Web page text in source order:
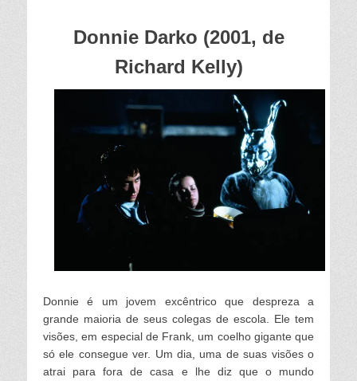
Donnie Darko (2001, de
Richard Kelly)
Donnie é um jovem excêntrico que despreza a
grande maioria de seus colegas de escola. Ele tem
visões, em especial de Frank, um coelho gigante que
só ele consegue ver. Um dia, uma de suas visões o
atrai para fora de casa e lhe diz que o mundo